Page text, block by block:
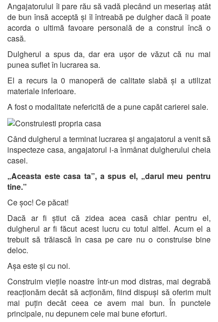
Angajatorului îi pare rău să vadă plecând un meseriaș atât
de bun însă acceptă și îl întreabă pe dulgher dacă îi poate
acorda o ultimă favoare personală de a construi încă o
casă.
Dulgherul a spus da, dar era ușor de văzut că nu mai
punea suflet în lucrarea sa.
El a recurs la 0 manoperă de calitate slabă și a utilizat
materiale inferioare.
A fost o modalitate nefericită de a pune capăt carierei sale.
Când dulgherul a terminat lucrarea și angajatorul a venit să
inspecteze casa, angajatorul i-a înmânat dulgherului cheia
casei.
„Aceasta este casa ta”, a spus el, „darul meu pentru
tine.”
Ce șoc! Ce păcat!
Dacă ar fi știut că zidea acea casă chiar pentru el,
dulgherul ar fi făcut acest lucru cu totul altfel. Acum el a
trebuit să trăiască în casa pe care nu o construise bine
deloc.
Așa este și cu noi.
Construim viețile noastre într-un mod distras, mai degrabă
reacționăm decât să acționăm, fiind dispuși să oferim mult
mai puțin decât ceea ce avem mai bun. În punctele
principale, nu depunem cele mai bune eforturi.